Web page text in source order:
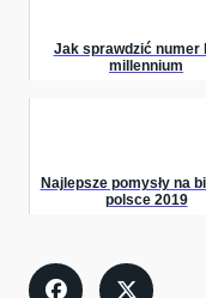
Jak sprawdzić numer
millennium
Najlepsze pomysły na
polsce 2019